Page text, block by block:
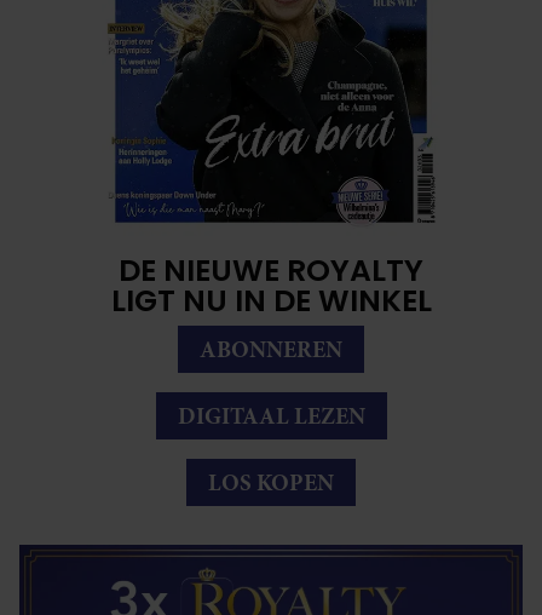
DE NIEUWE ROYALTY
LIGT NU IN DE WINKEL
ABONNEREN
DIGITAAL LEZEN
LOS KOPEN